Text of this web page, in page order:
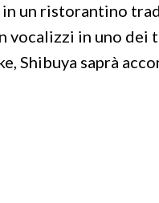
un ristorantino
vocalizzi in uno dei
Shibuya saprà